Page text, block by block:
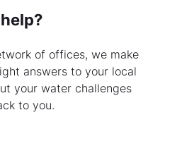
of offices, we make
answers to your local
your water challenges
to you.